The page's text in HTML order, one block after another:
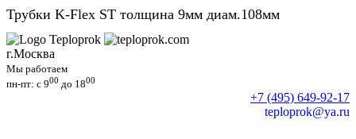
Трубки K-Flex ST толщина 9мм диам.108мм
г.Москва
Мы работаем
пн-пт: c 900 до 1800
+7 (495) 649-92-17
teploprok@ya.ru